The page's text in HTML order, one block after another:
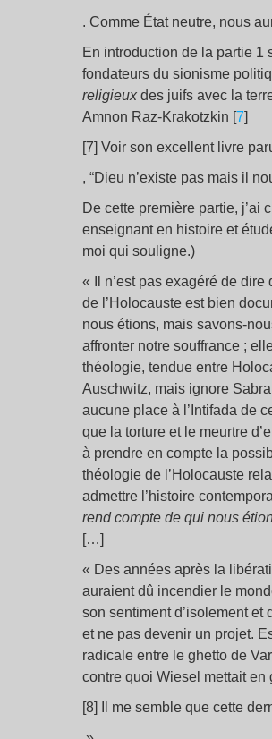
. Comme État neutre, nous
En introduction de la partie 1
fondateurs du sionisme
religieux des juifs avec la
Amnon Raz-Krakotzkin [7]
[7] Voir son excellent livre
, “Dieu n’existe pas mais il
De cette première partie, j’ai
enseignant en histoire et
moi qui souligne.)
« Il n’est pas exagéré de
de l’Holocauste est bien
nous étions, mais savons-
affronter notre souffrance ;
théologie, tendue entre
Auschwitz, mais ignore
aucune place à l’Intifada de
que la torture et le meurtre
à prendre en compte la
théologie de l’Holocauste
admettre l’histoire
rend compte de qui nous
[…]
« Des années après la
auraient dû incendier le
son sentiment d’isolement et
et ne pas devenir un projet.
radicale entre le ghetto de
contre quoi Wiesel mettait en
[8] Il me semble que cette